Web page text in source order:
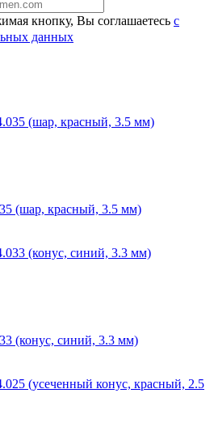
кнопку, Вы соглашаетесь с
данных
(шар, красный, 3.5 мм)
(конус, синий, 3.3 мм)